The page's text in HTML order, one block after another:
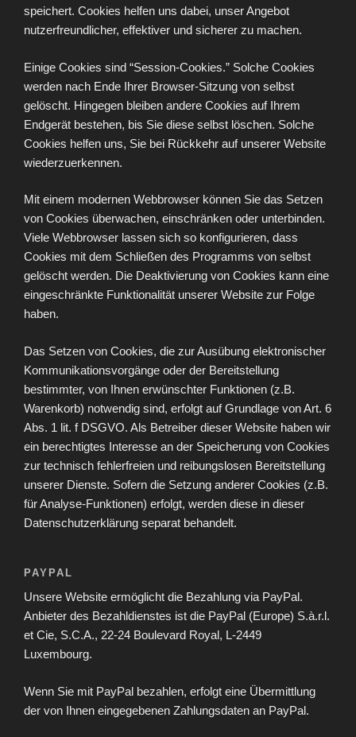
speichert. Cookies helfen uns dabei, unser Angebot
nutzerfreundlicher, effektiver und sicherer zu machen.
Einige Cookies sind “Session-Cookies.” Solche Cookies
werden nach Ende Ihrer Browser-Sitzung von selbst
gelöscht. Hingegen bleiben andere Cookies auf Ihrem
Endgerät bestehen, bis Sie diese selbst löschen. Solche
Cookies helfen uns, Sie bei Rückkehr auf unserer Website
wiederzuerkennen.
Mit einem modernen Webbrowser können Sie das Setzen
von Cookies überwachen, einschränken oder unterbinden.
Viele Webbrowser lassen sich so konfigurieren, dass
Cookies mit dem Schließen des Programms von selbst
gelöscht werden. Die Deaktivierung von Cookies kann eine
eingeschränkte Funktionalität unserer Website zur Folge
haben.
Das Setzen von Cookies, die zur Ausübung elektronischer
Kommunikationsvorgänge oder der Bereitstellung
bestimmter, von Ihnen erwünschter Funktionen (z.B.
Warenkorb) notwendig sind, erfolgt auf Grundlage von Art. 6
Abs. 1 lit. f DSGVO. Als Betreiber dieser Website haben wir
ein berechtigtes Interesse an der Speicherung von Cookies
zur technisch fehlerfreien und reibungslosen Bereitstellung
unserer Dienste. Sofern die Setzung anderer Cookies (z.B.
für Analyse-Funktionen) erfolgt, werden diese in dieser
Datenschutzerklärung separat behandelt.
PAYPAL
Unsere Website ermöglicht die Bezahlung via PayPal.
Anbieter des Bezahldienstes ist die PayPal (Europe) S.à.r.l.
et Cie, S.C.A., 22-24 Boulevard Royal, L-2449
Luxembourg.
Wenn Sie mit PayPal bezahlen, erfolgt eine Übermittlung
der von Ihnen eingegebenen Zahlungsdaten an PayPal.